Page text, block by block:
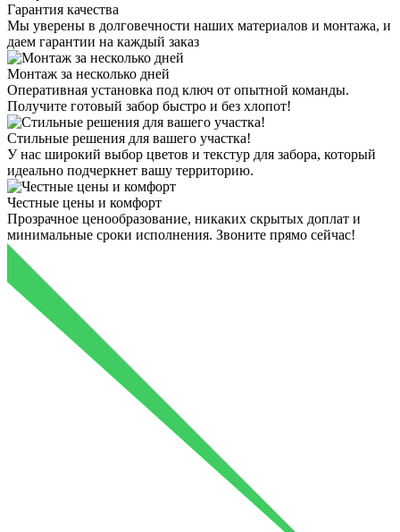
Гарантия качества
Мы уверены в долговечности наших материалов и монтажа, и
даем гарантии на каждый заказ
Монтаж за несколько дней
Оперативная установка под ключ от опытной команды.
Получите готовый забор быстро и без хлопот!
Стильные решения для вашего участка!
У нас широкий выбор цветов и текстур для забора, который
идеально подчеркнет вашу территорию.
Честные цены и комфорт
Прозрачное ценообразование, никаких скрытых доплат и
минимальные сроки исполнения. Звоните прямо сейчас!